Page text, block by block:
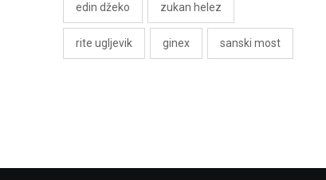
edin džeko zukan helez
rite ugljevik ginex sanski most